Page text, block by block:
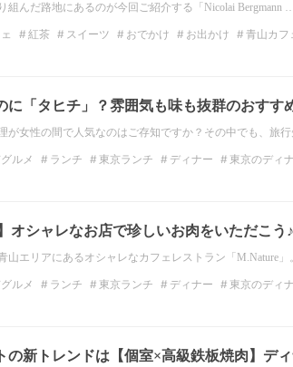
組んだ路地にあるのが今回ご紹介する「Nicolai Bergmann
紅茶 スイーツ おでかけ お出かけ
青山カフ
に「タヒチ」？雰囲気も味も抜群のおす
が女性の間で人気なのはご存知ですか？その中でも、旅
ルメ ランチ 東京ランチ ディナー
東京のディ
オシャレなお店で珍しいお肉をいただこう♪
山エリアにあるオシャレなカフェレストラン「M.Nature
ルメ ランチ 東京ランチ ディナー
東京のディ
の新トレンドは【個室×高級鉄板焼肉】デ